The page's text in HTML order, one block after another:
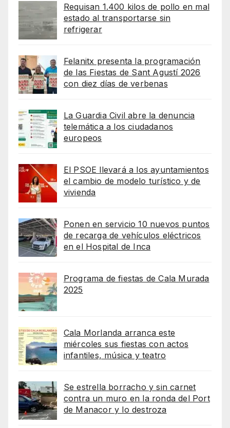
Requisan 1.400 kilos de pollo en mal
estado al transportarse sin
refrigerar
Felanitx presenta la programación
de las Fiestas de Sant Agustí 2026
con diez días de verbenas
La Guardia Civil abre la denuncia
telemática a los ciudadanos
europeos
El PSOE llevará a los ayuntamientos
el cambio de modelo turístico y de
vivienda
Ponen en servicio 10 nuevos puntos
de recarga de vehículos eléctricos
en el Hospital de Inca
Programa de fiestas de Cala Murada
2025
Cala Morlanda arranca este
miércoles sus fiestas con actos
infantiles, música y teatro
Se estrella borracho y sin carnet
contra un muro en la ronda del Port
de Manacor y lo destroza